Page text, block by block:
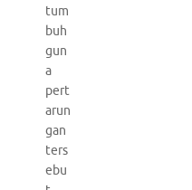
tum
buh
gun
a
pert
arun
gan
ters
ebu